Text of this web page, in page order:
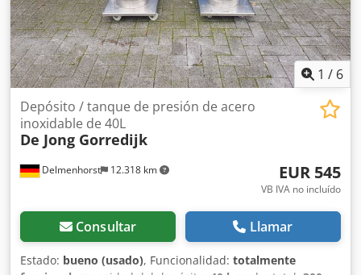
1 / 6
Delmenhorst 12.318 km
Depósito / tanque de presión de acero
inoxidable de 40L
De Jong Gorredijk
EUR 545
VB IVA no incluído
Consultar Llamar
Estado: bueno (usado), Funcionalidad: totalmente